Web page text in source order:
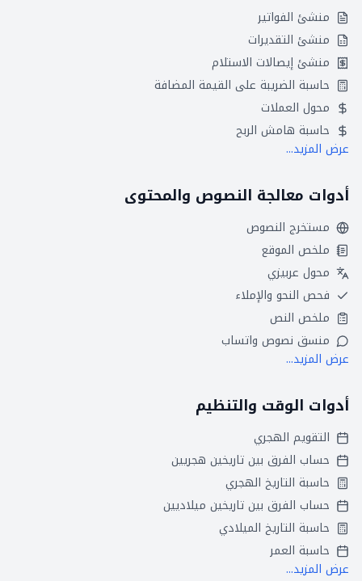
منشئ الفواتير
منشئ التقديرات
منشئ إيصالات الاستلام
حاسبة الضريبة على القيمة المضافة
محول العملات
حاسبة هامش الربح
عرض المزيد...
أدوات معالجة النصوص والمحتوى
مستخرج النصوص
ملخص الموقع
محول عربيزي
فحص النحو والإملاء
ملخص النص
منسق نصوص واتساب
عرض المزيد...
أدوات الوقت والتنظيم
التقويم الهجري
حساب الفرق بين تاريخين هجريين
حاسبة التاريخ الهجري
حساب الفرق بين تاريخين ميلاديين
حاسبة التاريخ الميلادي
حاسبة العمر
عرض المزيد...